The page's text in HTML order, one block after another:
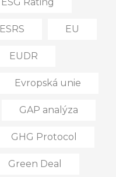
ESRS EU
EUDR
Evropská unie
GAP analýza
GHG Protocol
Green Deal